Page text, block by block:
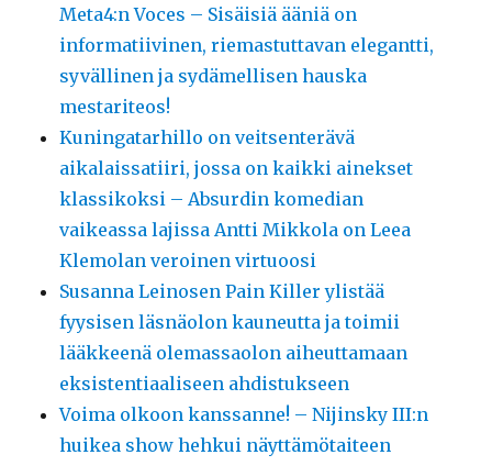
Meta4:n Voces – Sisäisiä ääniä on
informatiivinen, riemastuttavan elegantti,
syvällinen ja sydämellisen hauska
mestariteos!
Kuningatarhillo on veitsenterävä
aikalaissatiiri, jossa on kaikki ainekset
klassikoksi – Absurdin komedian
vaikeassa lajissa Antti Mikkola on Leea
Klemolan veroinen virtuoosi
Susanna Leinosen Pain Killer ylistää
fyysisen läsnäolon kauneutta ja toimii
lääkkeenä olemassaolon aiheuttamaan
eksistentiaaliseen ahdistukseen
Voima olkoon kanssanne! – Nijinsky III:n
huikea show hehkui näyttämötaiteen